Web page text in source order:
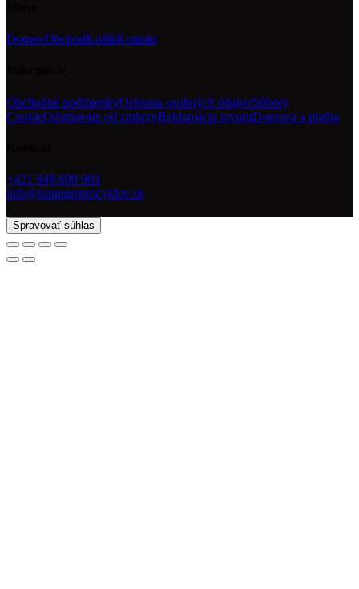
DomovObchodKošíkKontakt
Obchodné podmienkyOchrana osobných údajovSúbory
CookieOdstúpenie od zmluvyReklamácia tovaruDoprava a platba
+421 948 690 904
info@tuningmotocyklov.sk
Spravovať súhlas